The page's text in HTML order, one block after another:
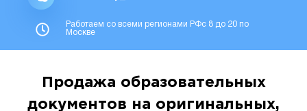
Работаем со всеми регионами РФс 8 до 20 по
Москве
Продажа образовательных
документов на оригинальных,